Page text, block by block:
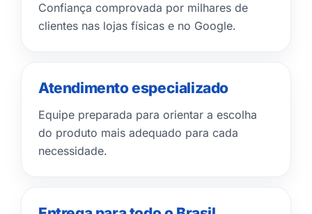
Confiança comprovada por milhares de
clientes nas lojas físicas e no Google.
Atendimento especializado
Equipe preparada para orientar a escolha
do produto mais adequado para cada
necessidade.